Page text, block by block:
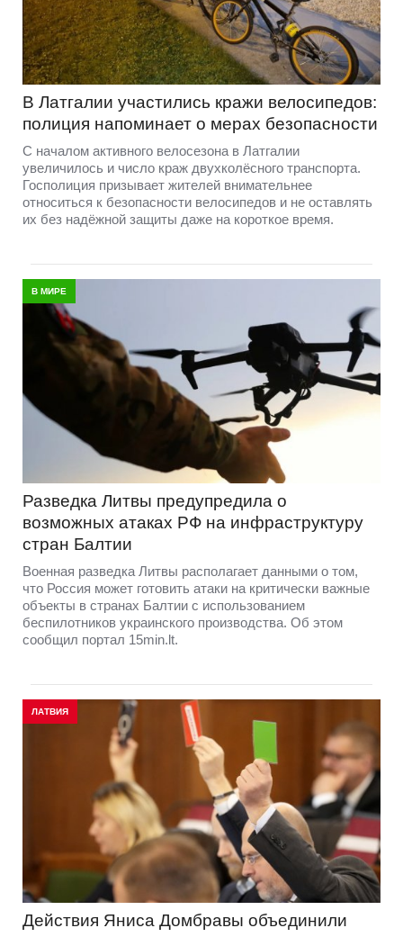
В Латгалии участились кражи велосипедов:
полиция напоминает о мерах безопасности
С началом активного велосезона в Латгалии
увеличилось и число краж двухколёсного транспорта.
Госполиция призывает жителей внимательнее
относиться к безопасности велосипедов и не оставлять
их без надёжной защиты даже на короткое время.
В МИРЕ
Разведка Литвы предупредила о
возможных атаках РФ на инфраструктуру
стран Балтии
Военная разведка Литвы располагает данными о том,
что Россия может готовить атаки на критически важные
объекты в странах Балтии с использованием
беспилотников украинского производства. Об этом
сообщил портал 15min.lt.
ЛАТВИЯ
Действия Яниса Домбравы объединили